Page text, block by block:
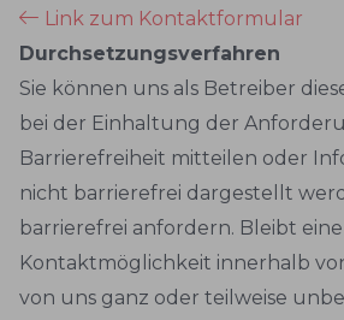
Link zum Kontaktformular
Durchsetzungsverfahren
Sie können uns als Betreiber
bei der Einhaltung der
Barrierefreiheit mitteilen oder
nicht barrierefrei dargestellt
barrierefrei anfordern. Bleibt
Kontaktmöglichkeit innerhalb
von uns ganz oder teilweise